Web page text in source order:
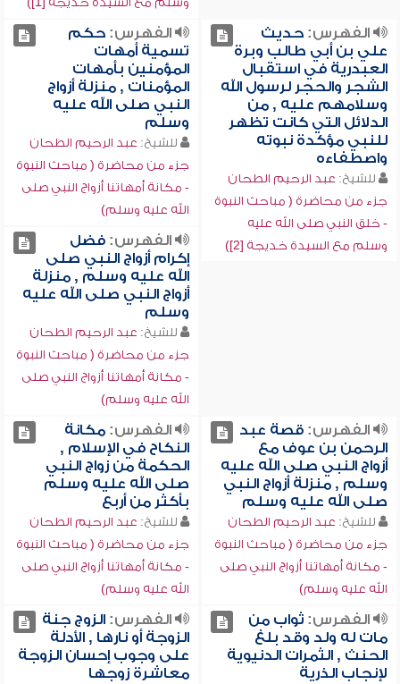
الفهرس:حديث
علي بن أبي طالب وبرة
العبدرية في استقبال
الشجر والحجر لرسول الله
وسلامهم عليه , من
الدلائل التي كانت تظهر
للنبي مؤكدة نبوته
واصطفاءه
للشيخ: عبد الرحيم الطحان
جزء من محاضرة ( مباحث النبوة
- خلق النبي صلى الله عليه
وسلم مع السيدة خديجة [2])
الفهرس:حكم
تسمية أمهات
المؤمنين بأمهات
المؤمنات , منزلة أزواج
النبي صلى الله عليه
وسلم
للشيخ: عبد الرحيم الطحان
جزء من محاضرة ( مباحث النبوة
- مكانة أمهاتنا أزواج النبي صلى
الله عليه وسلم)
الفهرس:فضل
إكرام أزواج النبي صلى
الله عليه وسلم , منزلة
أزواج النبي صلى الله عليه
وسلم
للشيخ: عبد الرحيم الطحان
جزء من محاضرة ( مباحث النبوة
- مكانة أمهاتنا أزواج النبي صلى
الله عليه وسلم)
الفهرس:قصة عبد
الرحمن بن عوف مع
أزواج النبي صلى الله عليه
وسلم , منزلة أزواج النبي
صلى الله عليه وسلم
للشيخ: عبد الرحيم الطحان
جزء من محاضرة ( مباحث النبوة
- مكانة أمهاتنا أزواج النبي صلى
الله عليه وسلم)
الفهرس:مكانة
النكاح في الإسلام ,
الحكمة من زواج النبي
صلى الله عليه وسلم
بأكثر من أربع
للشيخ: عبد الرحيم الطحان
جزء من محاضرة ( مباحث النبوة
- مكانة أمهاتنا أزواج النبي صلى
الله عليه وسلم)
الفهرس:ثواب من
مات له ولد وقد بلغ
الحنث , الثمرات الدنيوية
لإنجاب الذرية
الفهرس:الزوج جنة
الزوجة أو نارها , الأدلة
على وجوب إحسان الزوجة
معاشرة زوجها